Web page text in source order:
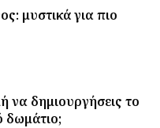
μυστικά για πιο
να δημιουργήσεις το
δωμάτιο;